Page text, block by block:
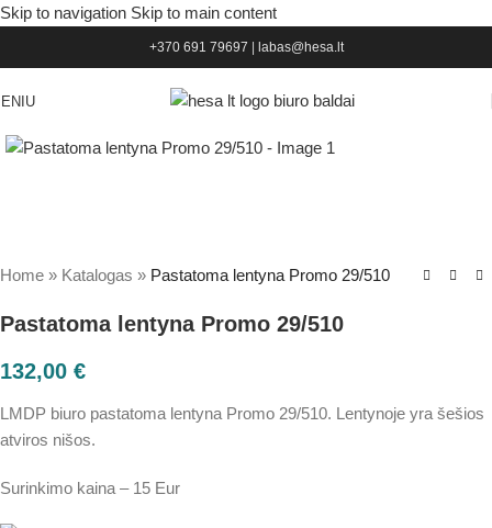
Skip to navigation Skip to main content
+370 691 79697 labas@hesa.lt
Home » Katalogas » Pastatoma lentyna Promo 29/510
Pastatoma lentyna Promo 29/510
132,00 €
LMDP biuro pastatoma lentyna Promo 29/510. Lentynoje yra šešios
atviros nišos.
Surinkimo kaina – 15 Eur